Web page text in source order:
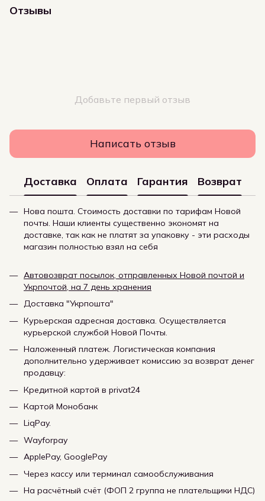
Отзывы
Добавьте первый отзыв
Написать отзыв
Доставка Оплата Гарантия Возврат
Нова пошта. Стоимость доставки по тарифам Новой
почты. Наши клиенты существенно экономят на
доставке, так как не платят за упаковку - эти расходы
магазин полностью взял на себя
Автовозврат посылок, отправленных Новой почтой и
Укрпочтой, на 7 день хранения
Доставка "Укрпошта"
Курьерская адресная доставка. Осуществляется
курьерской службой Новой Почты.
Наложенный платеж. Логистическая компания
дополнительно удерживает комиссию за возврат денег
продавцу:
Кредитной картой в privat24
Картой Монобанк
LiqPay.
Wayforpay
ApplePay, GooglePay
Через кассу или терминал самообслуживания
На расчётный счёт (ФОП 2 группа не плательщики НДС)